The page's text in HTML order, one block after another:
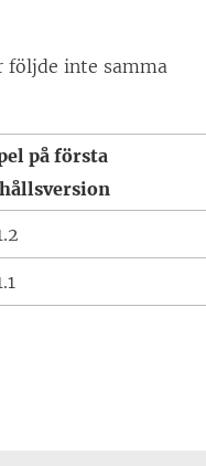
f
n
t
)
följde inte samma
på första